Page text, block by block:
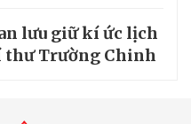
lưu giữ kí ức lịch
thư Trường Chinh